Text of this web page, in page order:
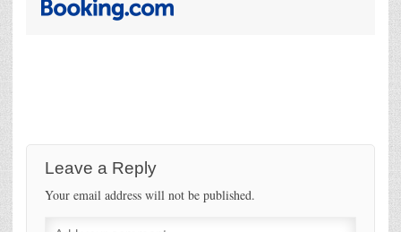
Leave a Reply
Your email address will not be published.